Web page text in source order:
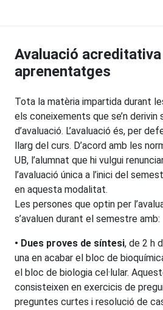
Avaluació
aprenentatges
Tota la matèria impartida durant
els coneixements que se’n
d’avaluació. L’avaluació és, per
llarg del curs. D’acord amb les
UB, l’alumnat que hi vulgui
l’avaluació única a l’inici del
en aquesta modalitat.
Les persones que optin per
s’avaluen durant el semestre amb:
• Dues proves de síntesi, de 2 h
una en acabar el bloc de
el bloc de biologia cel·lular.
consisteixen en exercicis de
preguntes curtes i resolució de